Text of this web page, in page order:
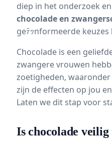
diep in het onderzoek
chocolade en
geﾃｯnformeerde
Chocolade is een
zwangere vrouwen
zoetigheden, waaronder
zijn de effecten op jou
Laten we dit stap voor
Is chocolade veilig